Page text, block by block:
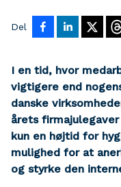
Del
I en tid, hvor
vigtigere end
danske
årets
kun en højtid for
mulighed for at
og styrke den